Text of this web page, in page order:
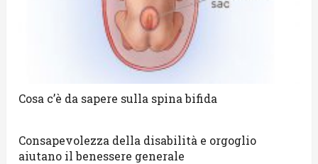
Cosa c’è da sapere sulla spina bifida
Consapevolezza della disabilità e orgoglio
aiutano il benessere generale